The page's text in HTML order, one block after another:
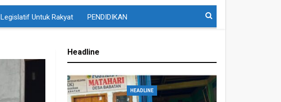
Legislatif Untuk Rakyat PENDIDIKAN
Headline
HEADLINE